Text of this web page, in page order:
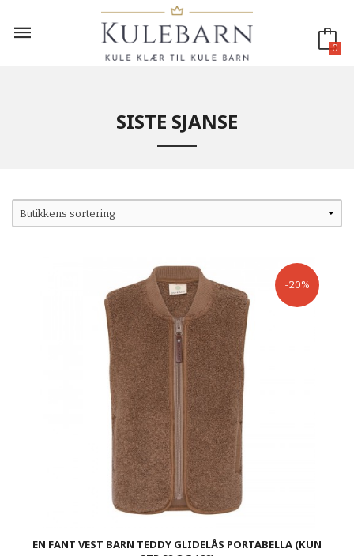
innholdet
0
SISTE SJANSE
EN FANT VEST BARN TEDDY GLIDELÅS PORTABELLA (KUN
-20%